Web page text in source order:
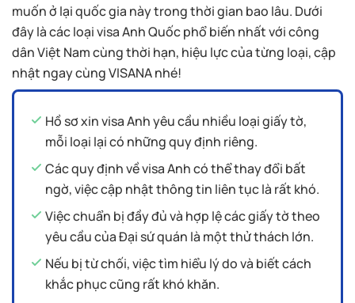
muốn ở lại quốc gia này trong thời gian bao lâu. Dưới
đây là các loại visa Anh Quốc phổ biến nhất với công
dân Việt Nam cùng thời hạn, hiệu lực của từng loại, cập
nhật ngay cùng VISANA nhé!
Hồ sơ xin visa Anh yêu cầu nhiều loại giấy tờ,
mỗi loại lại có những quy định riêng.
Các quy định về visa Anh có thể thay đổi bất
ngờ, việc cập nhật thông tin liên tục là rất khó.
Việc chuẩn bị đầy đủ và hợp lệ các giấy tờ theo
yêu cầu của Đại sứ quán là một thử thách lớn.
Nếu bị từ chối, việc tìm hiểu lý do và biết cách
khắc phục cũng rất khó khăn.